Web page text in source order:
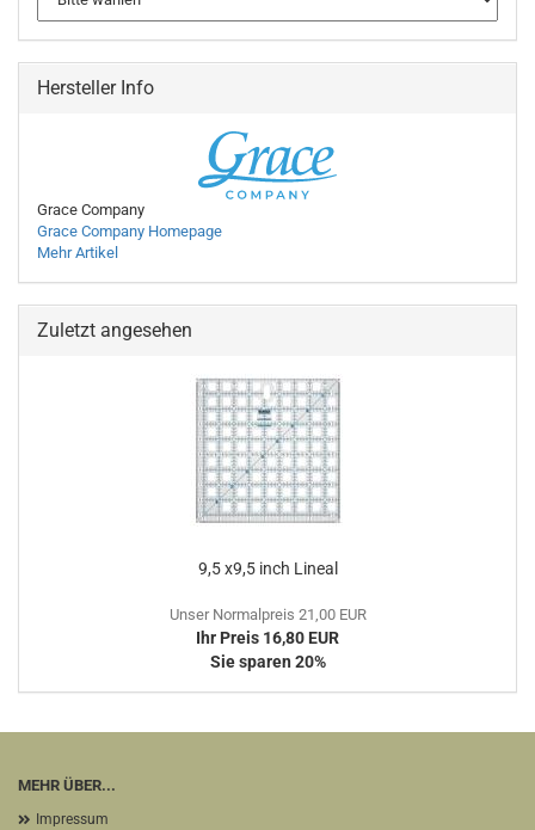
Hersteller Info
Grace Company
Grace Company Homepage
Mehr Artikel
Zuletzt angesehen
9,5 x9,5 inch Lineal
Unser Normalpreis 21,00 EUR
Ihr Preis 16,80 EUR
Sie sparen 20%
MEHR ÜBER...
Impressum